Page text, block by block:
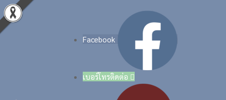
Facebook
เบอร์โทรติดต่อ 